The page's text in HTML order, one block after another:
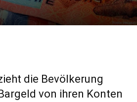
die Bevölkerung
von ihren Konten